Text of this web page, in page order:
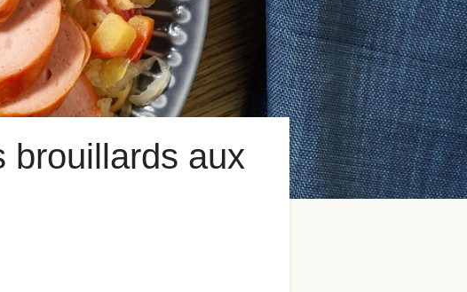
brouillards aux